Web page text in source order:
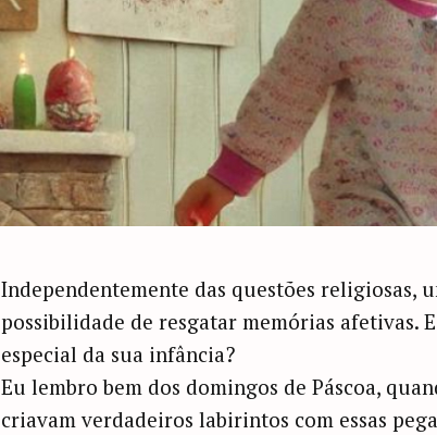
Independentemente das questões religiosas,
possibilidade de resgatar memórias afetivas.
especial da sua infância?
Eu lembro bem dos domingos de Páscoa,
criavam verdadeiros labirintos com essas